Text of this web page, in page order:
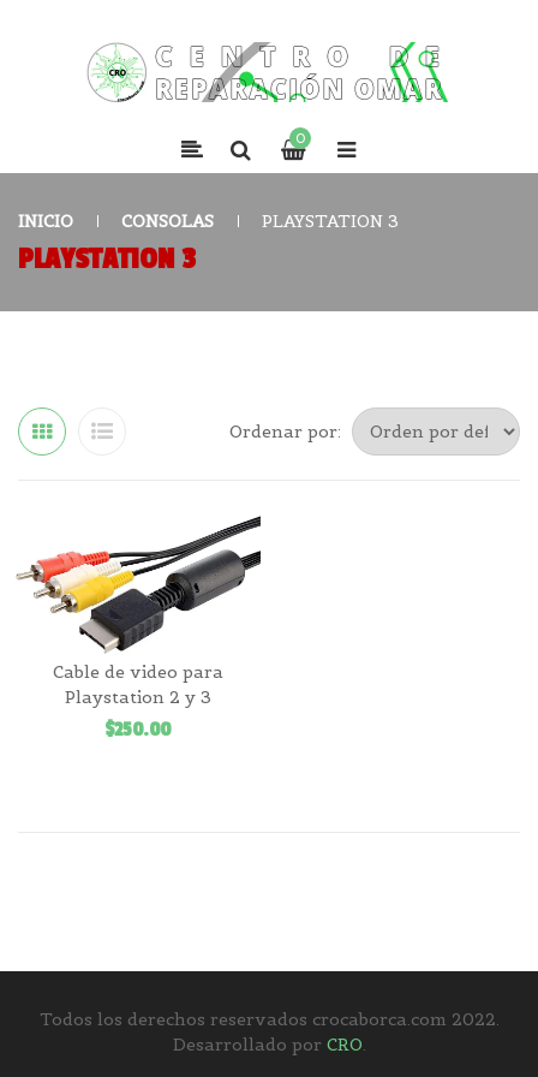
0
INICIO CONSOLAS PLAYSTATION 3
PLAYSTATION 3
Ordenar por:
Cable de video para
Playstation 2 y 3
$250.00
Todos los derechos reservados crocaborca.com 2022.
Desarrollado por CRO